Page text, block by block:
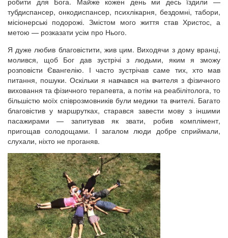
тубдиспансер, онкодиспансер, психлікарня, бездомні, табори,
місіонерські подорожі. Змістом мого життя став Христос, а
метою — розказати усім про Нього.
Я дуже любив благовістити, жив цим. Виходячи з дому вранці,
молився, щоб Бог дав зустрічі з людьми, яким я зможу
розповісти Євангелію. І часто зустрічав саме тих, хто мав
питання, пошуки. Оскільки я навчався на вчителя з фізичного
виховання та фізичного терапевта, а потім на реабілітолога, то
більшістю моїх співрозмовників були медики та вчителі. Багато
благовістив у маршрутках, старався завести мову з іншими
пасажирами — запитував як звати, робив комплімент,
пригощав солодощами. І загалом люди добре сприймали,
слухали, ніхто не проганяв.